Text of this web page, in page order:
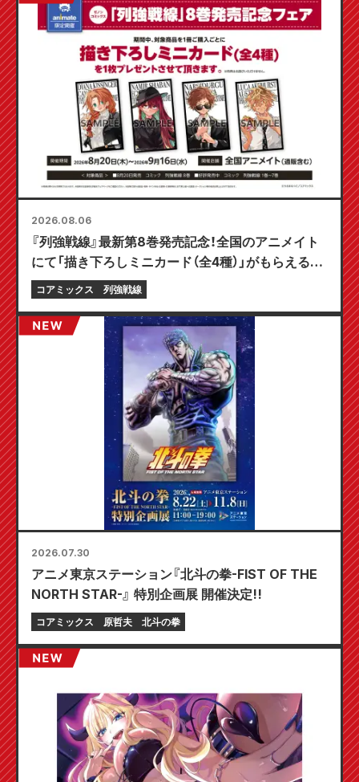
2026.08.06
『列強戦線』最新第8巻発売記念！全国のアニメイト
にて「描き下ろしミニカード（全4種）」がもらえる限
定フェアが8月20日より開催決定！
コアミックス 列強戦線
2026.07.30
アニメ東京ステーション『北斗の拳-FIST OF THE
NORTH STAR-』 特別企画展 開催決定!!
コアミックス 原哲夫 北斗の拳